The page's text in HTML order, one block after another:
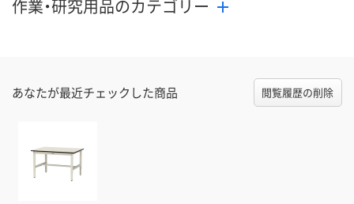
作業・研究用品のカテゴリー
あなたが最近チェックした商品 閲覧履歴の削除